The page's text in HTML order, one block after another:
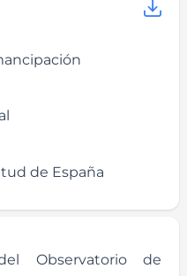
de España
Observatorio de